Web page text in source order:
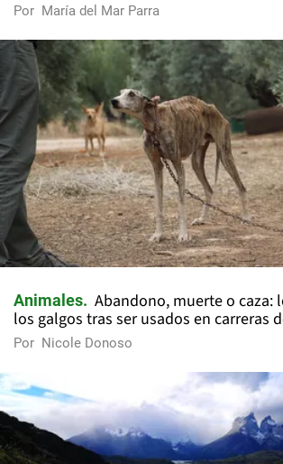
Por María del Mar Parra
Animales
Abandono, muerte o caza:
los galgos tras ser usados en carreras
Por Nicole Donoso